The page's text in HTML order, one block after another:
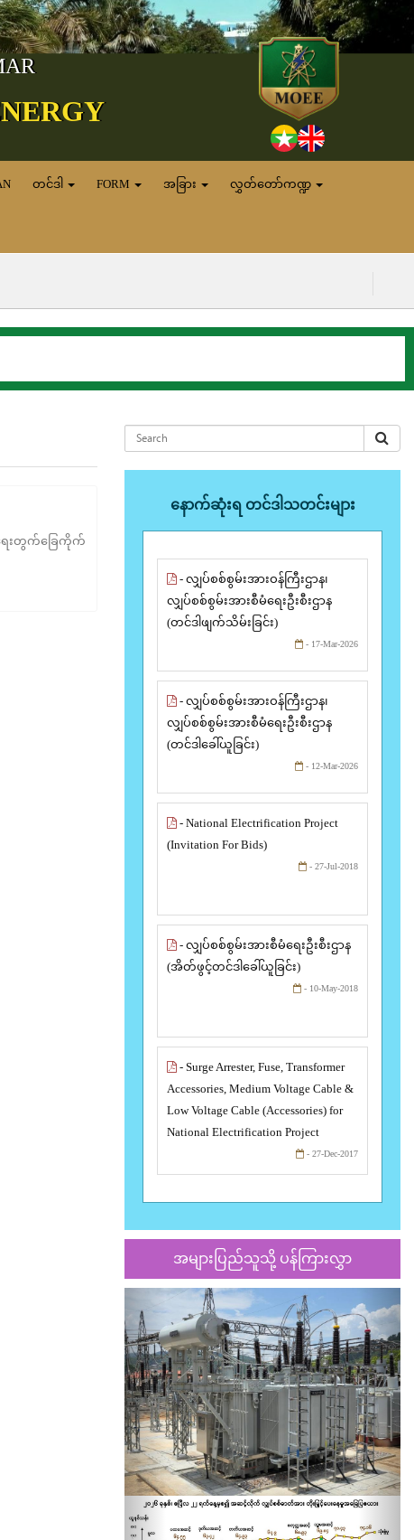
တင်ဒါ FORM အခြား လွှတ်တော်ကဏ္ဍ
ရေးတွက်ခြေကိုက်
နောက်ဆုံးရ တင်ဒါသတင်းများ
- လျှပ်စစ်စွမ်းအားဝန်ကြီးဌာန၊
လျှပ်စစ်စွမ်းအားစီမံရေးဦးစီးဌာန
(တင်ဒါဖျက်သိမ်းခြင်း)
- 17-Mar-2026
- လျှပ်စစ်စွမ်းအားဝန်ကြီးဌာန၊
လျှပ်စစ်စွမ်းအားစီမံရေးဦးစီးဌာန
(တင်ဒါခေါ်ယူခြင်း)
- 12-Mar-2026
- National Electrification Project
(Invitation For Bids)
- 27-Jul-2018
- လျှပ်စစ်စွမ်းအားစီမံရေးဦးစီးဌာန
(အိတ်ဖွင့်တင်ဒါခေါ်ယူခြင်း)
- 10-May-2018
- Surge Arrester, Fuse, Transformer
Accessories, Medium Voltage Cable &
Low Voltage Cable (Accessories) for
National Electrification Project
- 27-Dec-2017
အများပြည်သူသို့ ပန်ကြားလွှာ
Previous Next